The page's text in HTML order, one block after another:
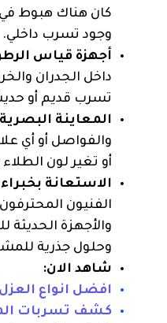
كان هناك هبوط
وجود تسرب داخلي.
أجهزة قياس
داخل الجدران
تسرب قديم أو
المعاينة
والفواصل أو أي
أو تغير لون
الاستعانة
الفنيون
والأجهزة
وحلول جذرية
شاهد الان:
افضل انواع
كشف تسربات